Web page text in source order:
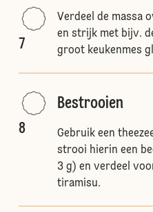
7
Verdeel de massa
en strijk met bijv.
groot keukenmes
8
Bestrooien
Gebruik een
strooi hierin een
3 g) en verdeel
tiramisu.